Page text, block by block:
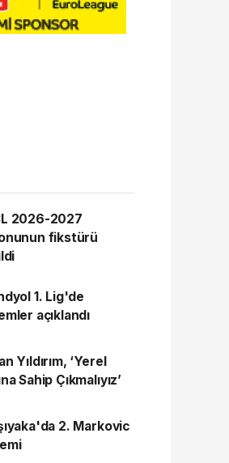
2026-2027
fikstürü
1. Lig'de
açıklandı
Yıldırım, ‘Yerel
Sahip Çıkmalıyız’
2. Markovic